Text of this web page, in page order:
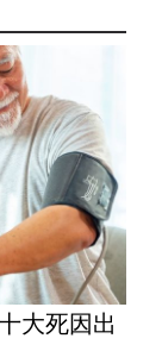
大死因出